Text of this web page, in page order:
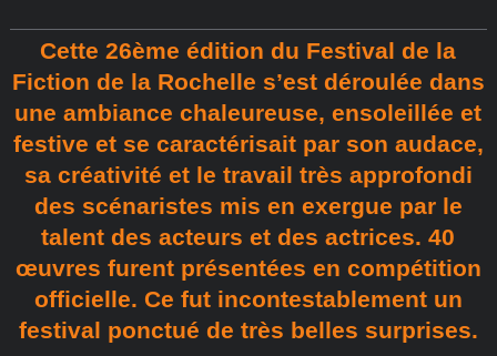
Cette 26ème édition du Festival de la
Fiction de la Rochelle s’est déroulée dans
une ambiance chaleureuse, ensoleillée et
festive et se caractérisait par son audace,
sa créativité et le travail très approfondi
des scénaristes mis en exergue par le
talent des acteurs et des actrices. 40
œuvres furent présentées en compétition
officielle. Ce fut incontestablement un
festival ponctué de très belles surprises.